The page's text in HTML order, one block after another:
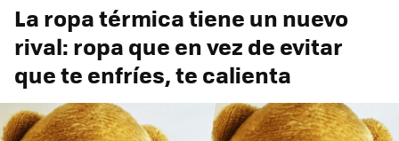
La ropa térmica tiene un nuevo
rival: ropa que en vez de evitar
que te enfríes, te calienta